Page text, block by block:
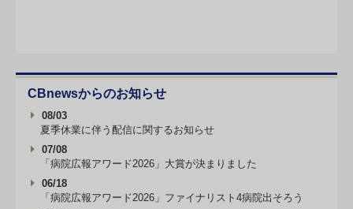
CBnewsからのお知らせ
08/03
夏季休業に伴う配信に関するお知らせ
07/08
「病院広報アワード2026」大賞が決まりました
06/18
「病院広報アワード2026」ファイナリスト4病院出そろう